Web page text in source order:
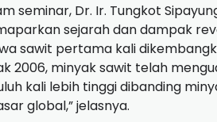
seminar, Dr. Ir. Tungkot
sejarah dan dampak
sawit pertama kali
2006, minyak sawit telah
kali lebih tinggi dibanding
global,” jelasnya.